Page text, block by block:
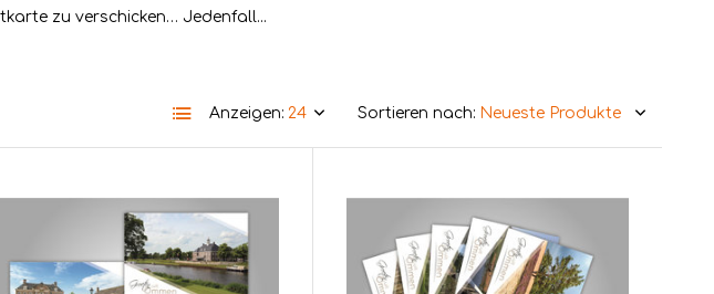
zu verschicken… Jedenfall...
Anzeigen: Sortieren nach: